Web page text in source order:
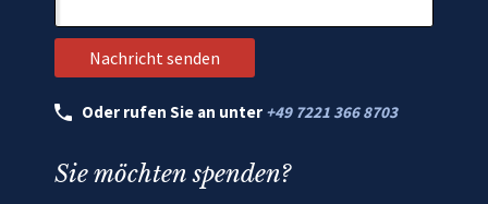
Oder rufen Sie an unter +49 7221 366 8703
Sie möchten spenden?